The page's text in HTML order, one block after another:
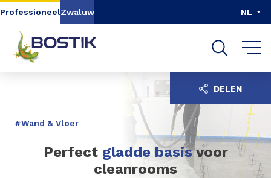
Go to content Go to navigation
ProfessioneelZwaluw NL
#Wand & Vloer
Perfect gladde basisvoor
cleanrooms
DELEN